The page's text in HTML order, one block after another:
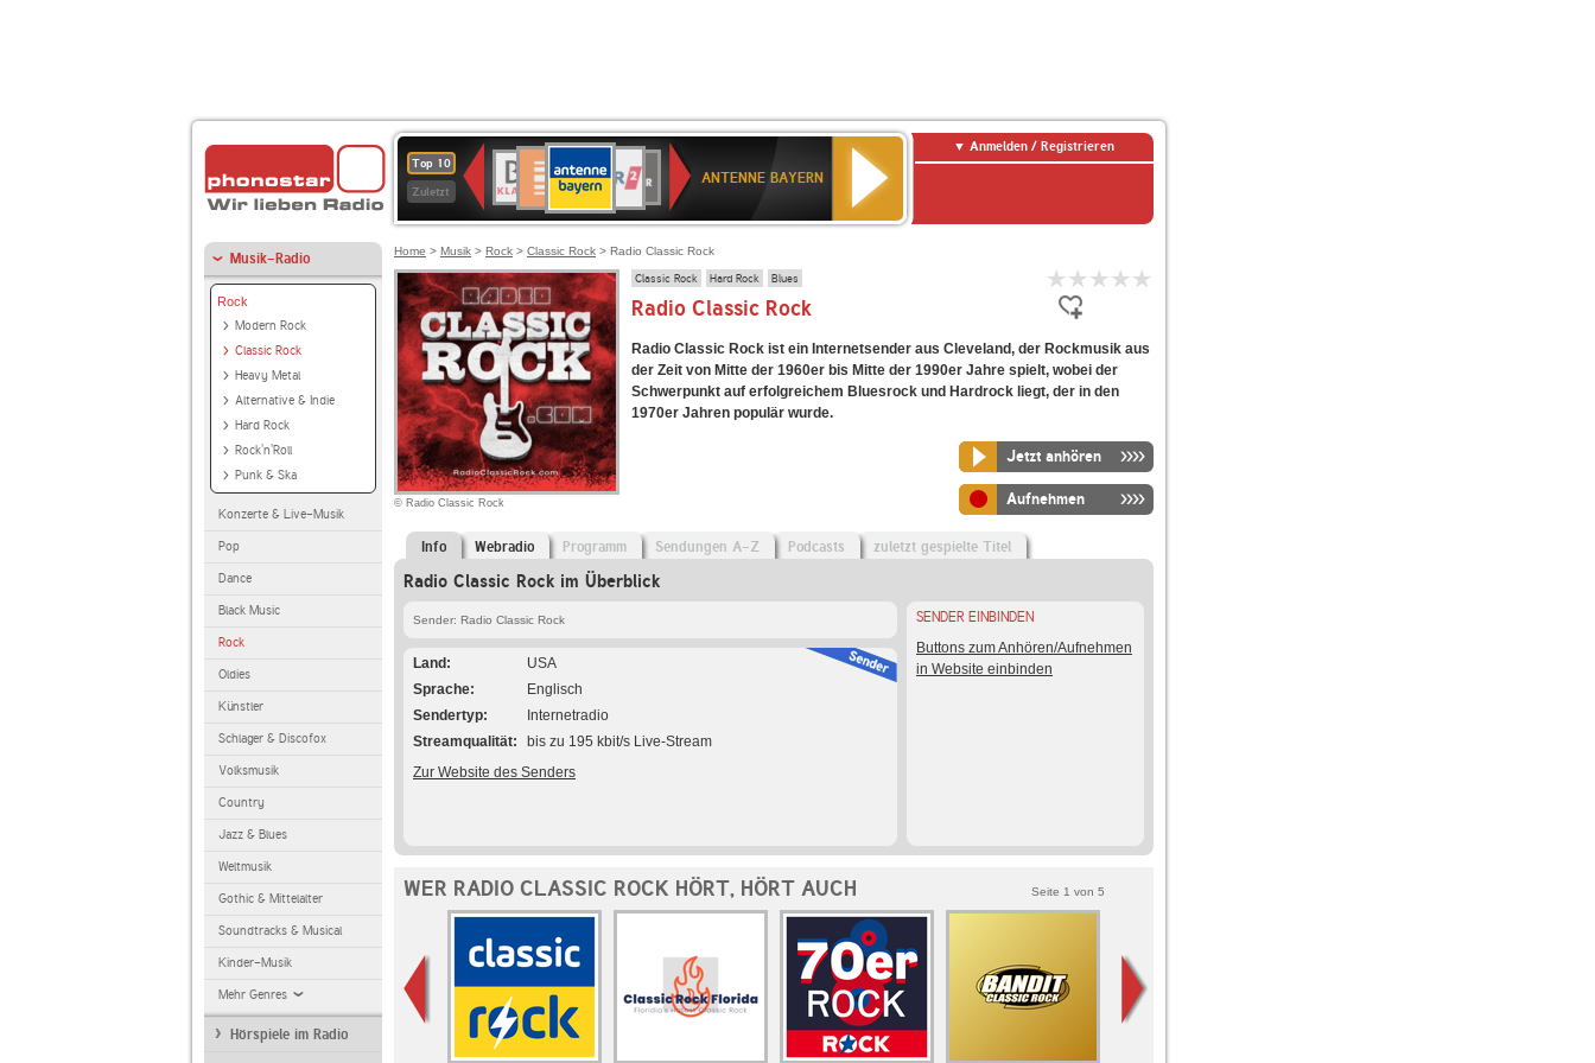
Top 10
Zuletzt
Deutschlandfunk
80er
90er
OLDIE
ANTENNE
SWR3
WDR
4
BR-
KLASSIK
Deutschlandfunk
KulturBAYERN
2
SWR
Kultur
NDR
2
ANTENNE BAYERN
Anmelden / Registrieren
Musik-Radio
Rock
Modern Rock
Classic Rock
Heavy Metal
Alternative & Indie
Hard Rock
Rock'n'Roll
Punk & Ska
Konzerte & Live-Musik
Pop
Dance
Black Music
Rock
Oldies
Künstler
Schlager & Discofox
Volksmusik
Country
Jazz & Blues
Weltmusik
Gothic & Mittelalter
Soundtracks & Musical
Kinder-Musik
Mehr Genres
Hörspiele im Radio
Home > Musik > Rock > Classic Rock > Radio Classic Rock
© Radio Classic Rock
Classic Rock Hard Rock Blues
Radio Classic Rock
Radio Classic Rock ist ein Internetsender aus Cleveland, der Rockmusik aus
der Zeit von Mitte der 1960er bis Mitte der 1990er Jahre spielt, wobei der
Schwerpunkt auf erfolgreichem Bluesrock und Hardrock liegt, der in den
1970er Jahren populär wurde.
Jetzt anhören
Aufnehmen
Info Webradio Programm Sendungen A-Z Podcasts zuletzt gespielte Titel
Radio Classic Rock im Überblick
Sender: Radio Classic Rock
Land
USA
Sprache
Englisch
Sendertyp
Internetradio
Streamqualität
bis zu 195 kbit/s Live-Stream
Zur Website des Senders
SENDER EINBINDEN
Buttons zum Anhören/Aufnehmen
in Website einbinden
WER RADIO CLASSIC ROCK HÖRT, HÖRT AUCH Seite 1 von 5